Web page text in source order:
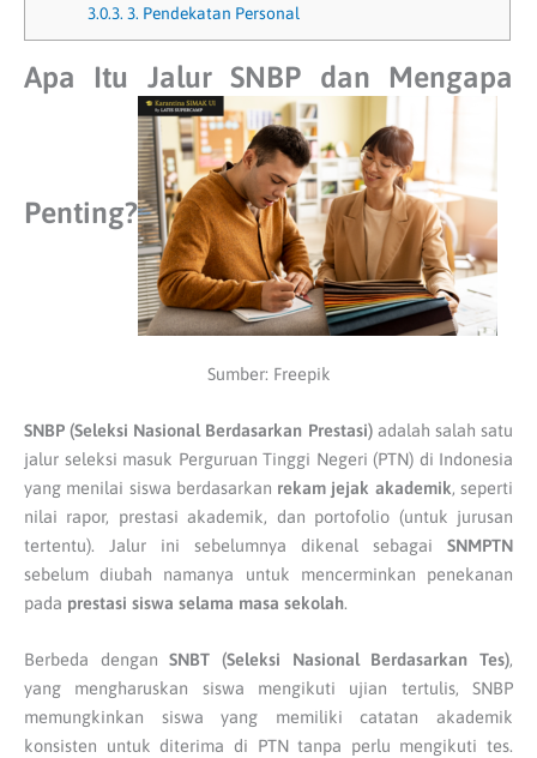
3.0.3. 3. Pendekatan Personal
Apa Itu Jalur SNBP dan Mengapa
Penting?
Sumber: Freepik
SNBP (Seleksi Nasional Berdasarkan Prestasi)adalah salah satu
jalur seleksi masuk Perguruan Tinggi Negeri (PTN) di Indonesia
yang menilai siswa berdasarkan rekam jejak akademik, seperti
nilai rapor, prestasi akademik, dan portofolio (untuk jurusan
tertentu). Jalur ini sebelumnya dikenal sebagai SNMPTN
sebelum diubah namanya untuk mencerminkan penekanan
pada prestasi siswa selama masa sekolah.
Berbeda denganSNBT (Seleksi Nasional Berdasarkan Tes),
yang mengharuskan siswa mengikuti ujian tertulis, SNBP
memungkinkan siswa yang memiliki catatan akademik
konsisten untuk diterima di PTN tanpa perlu mengikuti tes.